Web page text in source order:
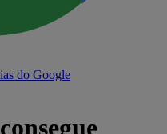
do Google